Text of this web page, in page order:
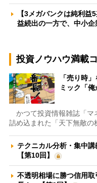
【3メガバンクは純利
益続出の一方で、中小
投資ノウハウ満載
「売り時
ミック「俺
かつて投資情報雑誌「マ
詰め込まれた「天下無敵
テクニカル分析・集中
【第10回】
不透明相場に勝つ信用